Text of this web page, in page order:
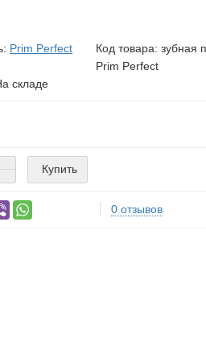
Prim Perfect Код товара: зубная
Prim Perfect
складе
Купить
0 отзывов